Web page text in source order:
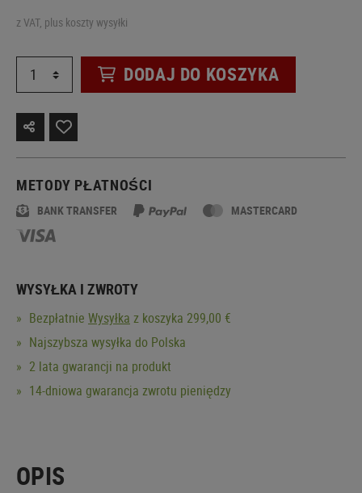
z VAT, plus koszty wysyłki
DODAJ DO KOSZYKA
METODY PŁATNOŚCI
BANK TRANSFER MASTERCARD
WYSYŁKA I ZWROTY
Bezpłatnie Wysyłka z koszyka 299,00 €
Najszybsza wysyłka do Polska
2 lata gwarancji na produkt
14-dniowa gwarancja zwrotu pieniędzy
OPIS